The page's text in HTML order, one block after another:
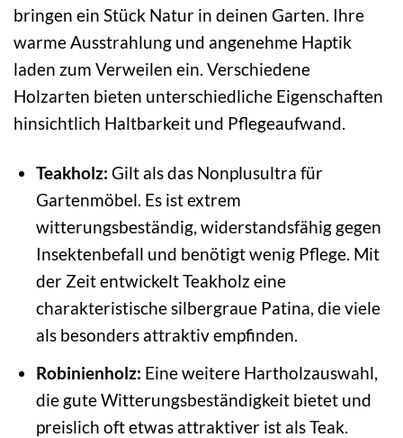
bringen ein Stück Natur in deinen Garten. Ihre
warme Ausstrahlung und angenehme Haptik
laden zum Verweilen ein. Verschiedene
Holzarten bieten unterschiedliche Eigenschaften
hinsichtlich Haltbarkeit und Pflegeaufwand.
Teakholz: Gilt als das Nonplusultra für
Gartenmöbel. Es ist extrem
witterungsbeständig, widerstandsfähig gegen
Insektenbefall und benötigt wenig Pflege. Mit
der Zeit entwickelt Teakholz eine
charakteristische silbergraue Patina, die viele
als besonders attraktiv empfinden.
Robinienholz: Eine weitere Hartholzauswahl,
die gute Witterungsbeständigkeit bietet und
preislich oft etwas attraktiver ist als Teak.